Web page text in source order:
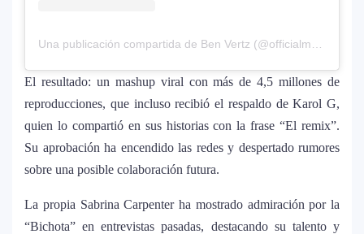
Grammy 2025
El resultado: un mashup viral con más de 4,5 millones de
reproducciones, que incluso recibió el respaldo de Karol G,
quien lo compartió en sus historias con la frase “El remix”.
Su aprobación ha encendido las redes y despertado rumores
sobre una posible colaboración futura.
La propia Sabrina Carpenter ha mostrado admiración por la
“Bichota” en entrevistas pasadas, destacando su talento y